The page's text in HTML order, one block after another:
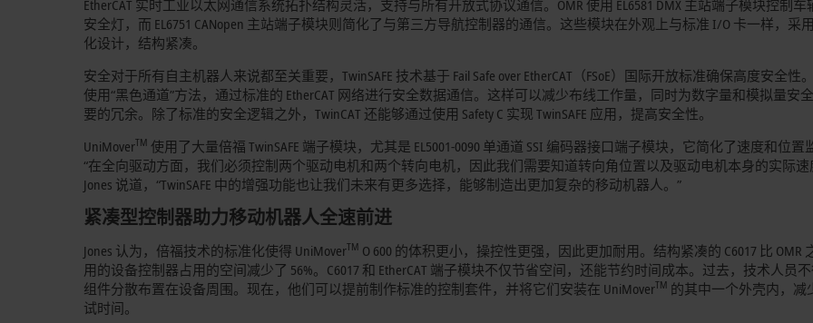
EtherCAT 实时工业以太网通信系统拓扑结构灵活，支持与所有开放式协议通信。OMR 使用 EL6581 DMX 主站端子模块控制车
安全灯，而 EL6751 CANopen 主站端子模块则简化了与第三方导航控制器的通信。这些模块在外观上与标准 I/O 卡一样，采
化设计，结构紧凑。
安全对于所有自主机器人来说都至关重要，TwinSAFE 技术基于 Fail Safe over EtherCAT（FSoE）国际开放标准确保高度安全性。
使用“黑色通道”方法，通过标准的 EtherCAT 网络进行安全数据通信。这样可以减少布线工作量，同时为数字量和模拟量安
要的冗余。除了标准的安全逻辑之外，TwinCAT 还能够通过使用 Safety C 实现 TwinSAFE 应用，提高安全性。
UniMoverTM 使用了大量倍福 TwinSAFE 端子模块，尤其是 EL5001-0090 单通道 SSI 编码器接口端子模块，它简化了速度和位置
“在全向驱动方面，我们必须控制两个驱动电机和两个转向电机，因此我们需要知道转向角位置以及驱动电机本身的实际速
Jones 说道，“TwinSAFE 中的增强功能也让我们未来有更多选择，能够制造出更加复杂的移动机器人。”
紧凑型控制器助力移动机器人全速前进
Jones 认为，倍福技术的标准化使得 UniMoverTM O 600 的体积更小，操控性更强，因此更加耐用。结构紧凑的 C6017 比 OMR
用的设备控制器占用的空间减少了 56%。C6017 和 EtherCAT 端子模块不仅节省空间，还能节约时间成本。过去，技术人员
组件分散布置在设备周围。现在，他们可以提前制作标准的控制套件，并将它们安装在 UniMoverTM 的其中一个外壳内，减
试时间。